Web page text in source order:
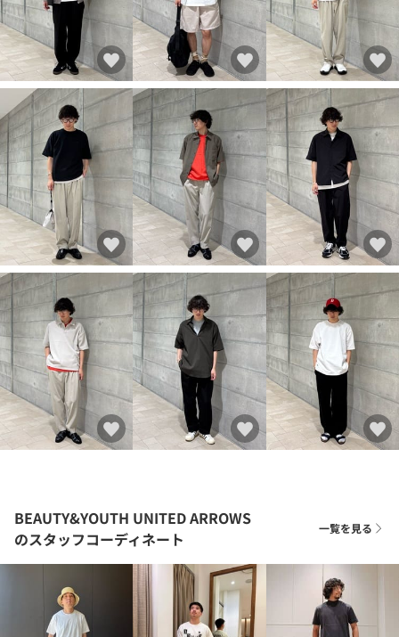
BEAUTY&YOUTH UNITED ARROWS
のスタッフコーディネート
一覧を見る